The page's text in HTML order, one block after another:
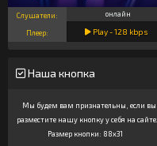
Слушатели: онлайн
Плеер: Play -128 kbps
Наша кнопка
Мы будем вам признательны, если вы
разместите нашу кнопку у себя на сайте.
Размер кнопки: 88x31